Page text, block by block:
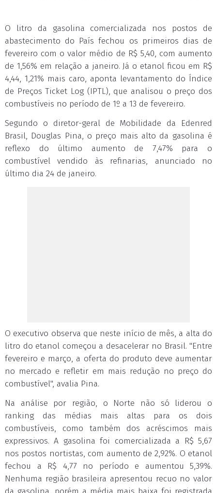
O litro da gasolina comercializada nos postos de
abastecimento do País fechou os primeiros dias de
fevereiro com o valor médio de R$ 5,40, com aumento
de 1,56% em relação a janeiro. Já o etanol ficou em R$
4,44, 1,21% mais caro, aponta levantamento do Índice
de Preços Ticket Log (IPTL), que analisou o preço dos
combustíveis no período de 1º a 13 de fevereiro.
Segundo o diretor-geral de Mobilidade da Edenred
Brasil, Douglas Pina, o preço mais alto da gasolina é
reflexo do último aumento de 7,47% para o
combustível vendido às refinarias, anunciado no
último dia 24 de janeiro.
O executivo observa que neste início de mês, a alta do
litro do etanol começou a desacelerar no Brasil. "Entre
fevereiro e março, a oferta do produto deve aumentar
no mercado e refletir em mais redução no preço do
combustível", avalia Pina.
Na análise por região, o Norte não só liderou o
ranking das médias mais altas para os dois
combustíveis, como também dos acréscimos mais
expressivos. A gasolina foi comercializada a R$ 5,67
nos postos nortistas, com aumento de 2,92%. O etanol
fechou a R$ 4,77 no período e aumentou 5,39%.
Nenhuma região brasileira apresentou recuo no valor